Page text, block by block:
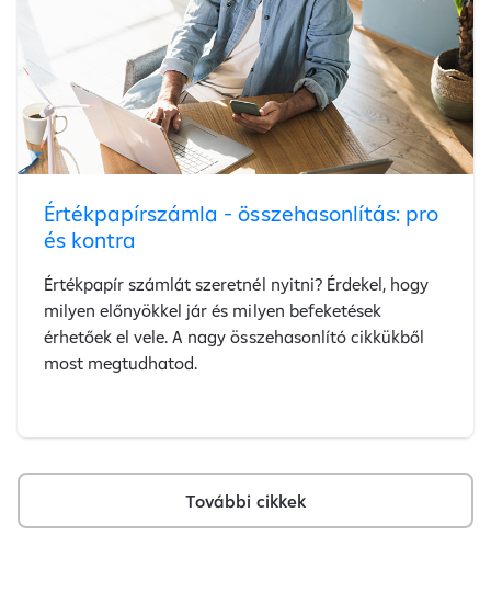
Értékpapírszámla - összehasonlítás: pro
és kontra
Értékpapír számlát szeretnél nyitni? Érdekel, hogy
milyen előnyökkel jár és milyen befeketések
érhetőek el vele. A nagy összehasonlító cikkükből
most megtudhatod.
További cikkek